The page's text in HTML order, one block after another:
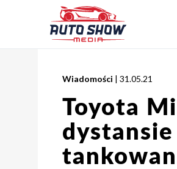
Wiadomości | 31.05.21
Toyota